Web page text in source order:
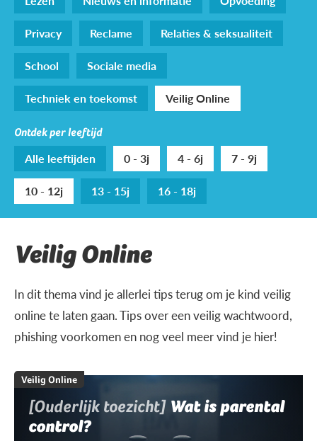
Privacy
Reclame
Relaties & seksualiteit
School
Sociale media
Techniek en toekomst
Veilig Online
Ontdek per leeftijd
Alle leeftijden 0 - 3j 4 - 6j
7 - 9j
10 - 12j
13 - 15j 16 - 18j
Veilig Online
In dit thema vind je allerlei tips terug om je kind veilig
online te laten gaan. Tips over een veilig wachtwoord,
phishing voorkomen en nog veel meer vind je hier!
Veilig Online
[Ouderlijk toezicht] Wat is parental
control?